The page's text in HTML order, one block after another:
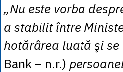
„Nu este vorba
a stabilit între
hotărârea luată şi se
Bank – n.r.)